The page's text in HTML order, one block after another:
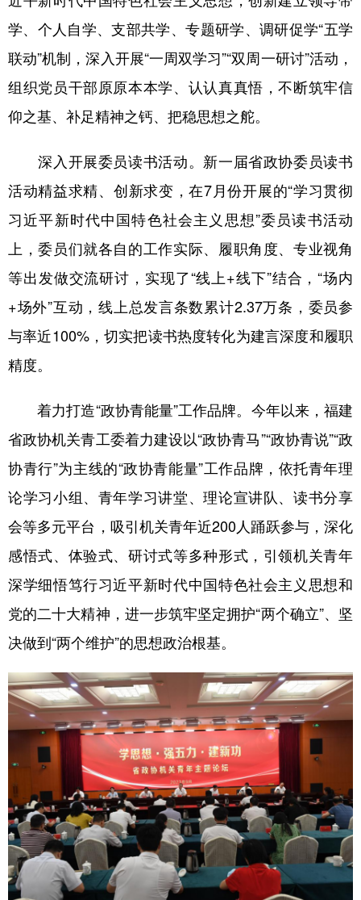
学、个人自学、支部共学、专题研学、调研促学“五学
联动”机制，深入开展“一周双学习”“双周一研讨”活动，
组织党员干部原原本本学、认认真真悟，不断筑牢信
仰之基、补足精神之钙、把稳思想之舵。
深入开展委员读书活动。新一届省政协委员读书
活动精益求精、创新求变，在7月份开展的“学习贯彻
习近平新时代中国特色社会主义思想”委员读书活动
上，委员们就各自的工作实际、履职角度、专业视角
等出发做交流研讨，实现了“线上+线下”结合 ，“场内
+场外”互动 ，线上总发言条数累计2.37万条，委员参
与率近100%，切实把读书热度转化为建言深度和履职
精度。
着力打造“政协青能量”工作品牌。今年以来，福建
省政协机关青工委着力建设以“政协青马”“政协青说”“政
协青行”为主线的“政协青能量”工作品牌，依托青年理
论学习小组、青年学习讲堂、理论宣讲队、读书分享
会等多元平台，吸引机关青年近200人踊跃参与，深化
感悟式、体验式、研讨式等多种形式，引领机关青年
深学细悟笃行习近平新时代中国特色社会主义思想和
党的二十大精神，进一步筑牢坚定拥护“两个确立”、坚
决做到“两个维护”的思想政治根基。